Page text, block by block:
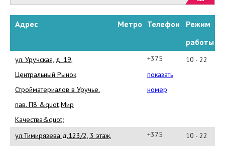
Адрес Метро Телефон
Режим
работы
ул. Уручская, д. 19,
Центральный Рынок
Стройматериалов в Уручье.
пав. П8 &quot;Мир
Качества&quot;
+375-
29-
129-
показать
номер
10 - 22
ул.Тимирязева д.123/2, 3 этаж,
+375-
10 - 22